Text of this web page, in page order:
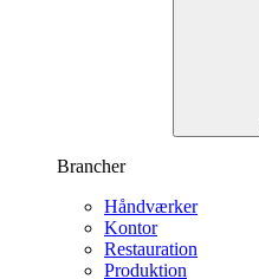
Brancher
Håndværker
Kontor
Restauration
Produktion